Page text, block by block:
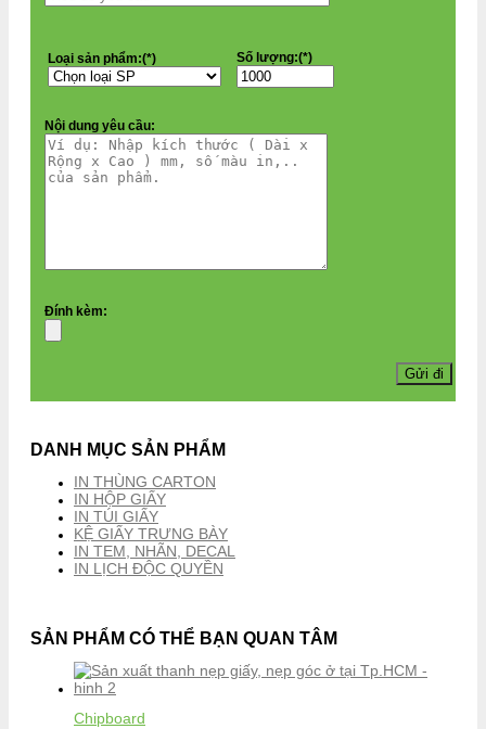
Loại sản phẩm:(*) Số lượng:(*)
Nội dung yêu cầu:
Đính kèm:
DANH MỤC SẢN PHẨM
IN THÙNG CARTON
IN HỘP GIẤY
IN TÚI GIẤY
KỆ GIẤY TRƯNG BÀY
IN TEM, NHÃN, DECAL
IN LỊCH ĐỘC QUYỀN
SẢN PHẨM CÓ THỂ BẠN QUAN TÂM
Chipboard